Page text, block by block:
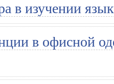
в изучении
в офисной